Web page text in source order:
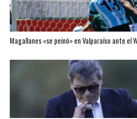
Magallanes «se peinó» en Valparaíso ante el